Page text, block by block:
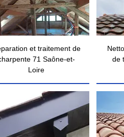
et traitement de
71 Saône-et-
Loire
de